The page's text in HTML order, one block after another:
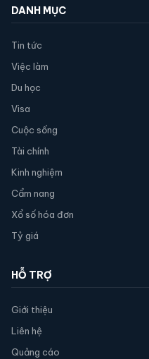
DANH MỤC
Tin tức
Việc làm
Du học
Visa
Cuộc sống
Tài chính
Kinh nghiệm
Cẩm nang
Xổ số hóa đơn
Tỷ giá
HỖ TRỢ
Giới thiệu
Liên hệ
Quảng cáo